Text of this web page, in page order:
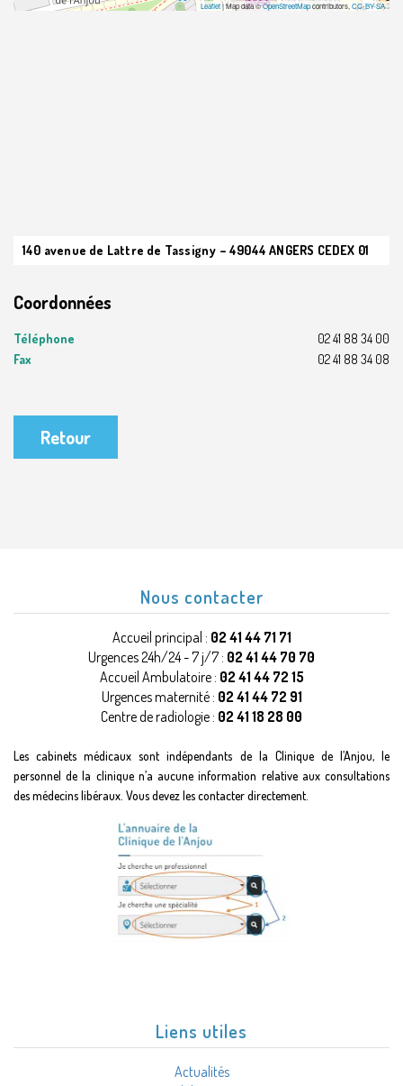
Leaflet| Map data ©OpenStreetMapcontributors, CC-BY-SA
140 avenue de Lattre de Tassigny – 49044 ANGERS CEDEX 01
Coordonnées
Téléphone
02 41 88 34 00
Fax
02 41 88 34 08
Retour
Nous contacter
Accueil principal : 02 41 44 71 71
Urgences 24h/24 - 7 j/7 : 02 41 44 70 70
Accueil Ambulatoire : 02 41 44 72 15
Urgences maternité : 02 41 44 72 91
Centre de radiologie : 02 41 18 28 00
Les cabinets médicaux sont indépendants de la Clinique de l’Anjou, le
personnel de la clinique n’a aucune information relative aux consultations
des médecins libéraux. Vous devez les contacter directement.
Liens utiles
Actualités